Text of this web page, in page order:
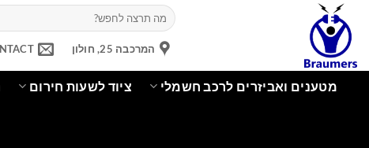
content
חיפוש
עבור:
המרכבה 25, חולון
מטענים ואביזרים לרכב חשמלי ציוד לשעות חירום